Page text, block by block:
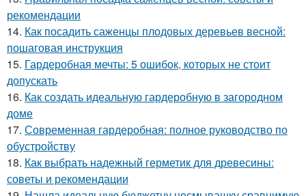
рекомендации
14. Как посадить саженцы плодовых деревьев весной:
пошаговая инструкция
15. Гардеробная мечты: 5 ошибок, которых не стоит
допускать
16. Как создать идеальную гардеробную в загородном
доме
17. Современная гардеробная: полное руководство по
обустройству
18. Как выбрать надежный герметик для древесины:
советы и рекомендации